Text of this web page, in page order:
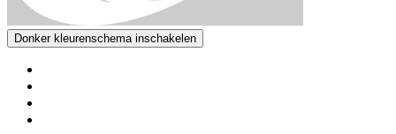
Donker kleurenschema inschakelen